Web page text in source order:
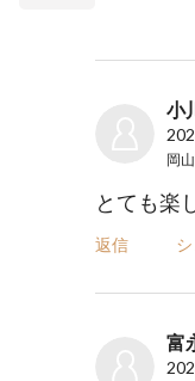
小
とても楽
返信
富